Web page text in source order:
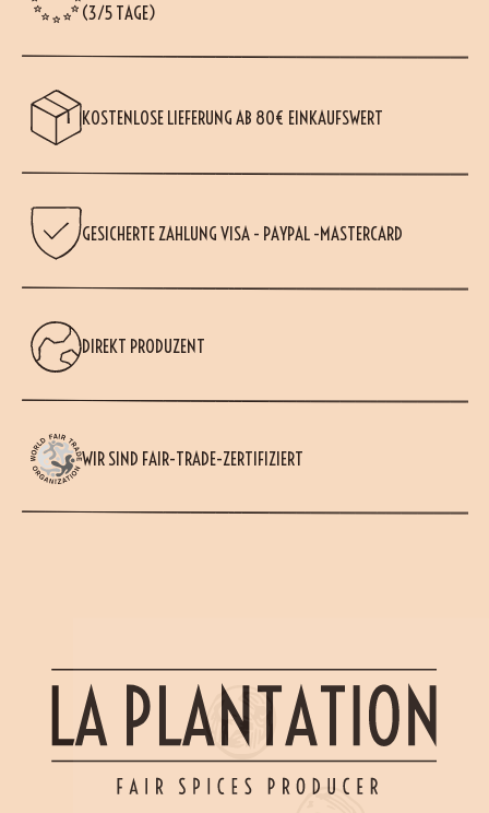
(3/5 TAGE)
KOSTENLOSE LIEFERUNG AB 80€ EINKAUFSWERT
GESICHERTE ZAHLUNG VISA - PAYPAL -MASTERCARD
DIREKT PRODUZENT
WIR SIND FAIR-TRADE-ZERTIFIZIERT